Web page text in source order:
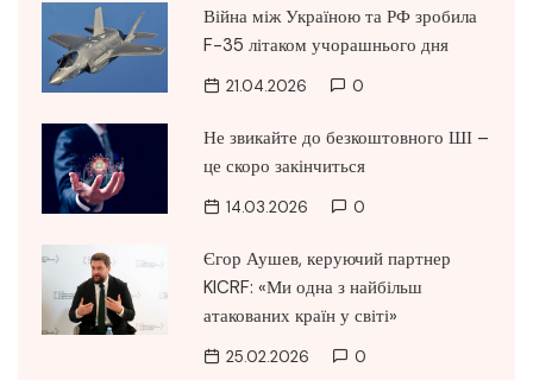
Війна між Україною та РФ зробила
F-35 літаком учорашнього дня
21.04.2026 0
Не звикайте до безкоштовного ШІ –
це скоро закінчиться
14.03.2026 0
Єгор Аушев, керуючий партнер
KICRF: «Ми одна з найбільш
атакованих країн у світі»
25.02.2026 0